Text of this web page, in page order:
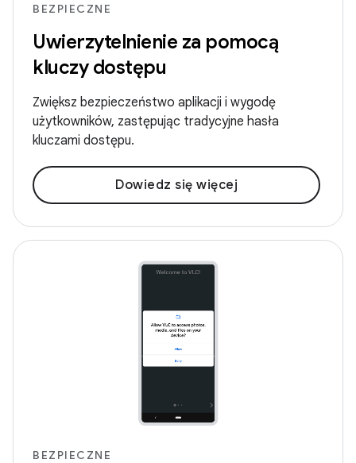
BEZPIECZNE
Uwierzytelnienie za pomocą
kluczy dostępu
Zwiększ bezpieczeństwo aplikacji i wygodę
użytkowników, zastępując tradycyjne hasła
kluczami dostępu.
Dowiedz się więcej
BEZPIECZNE